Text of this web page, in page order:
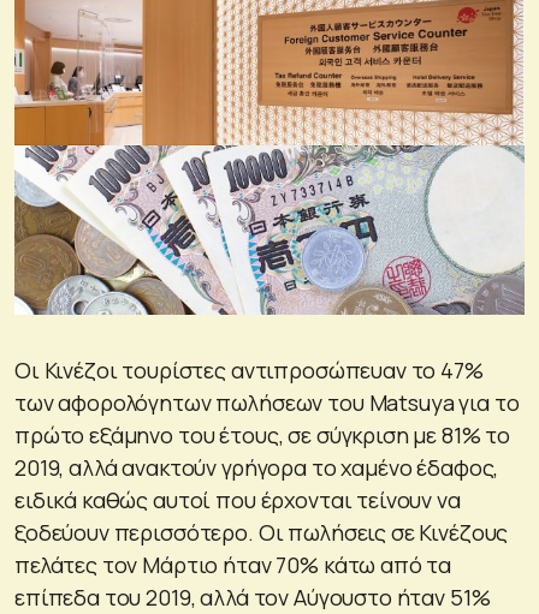
Οι Κινέζοι τουρίστες αντιπροσώπευαν το 47%
των αφορολόγητων πωλήσεων του Matsuya για το
πρώτο εξάμηνο του έτους, σε σύγκριση με 81% το
2019, αλλά ανακτούν γρήγορα το χαμένο έδαφος,
ειδικά καθώς αυτοί που έρχονται τείνουν να
ξοδεύουν περισσότερο. Οι πωλήσεις σε Κινέζους
πελάτες τον Μάρτιο ήταν 70% κάτω από τα
επίπεδα του 2019, αλλά τον Αύγουστο ήταν 51%